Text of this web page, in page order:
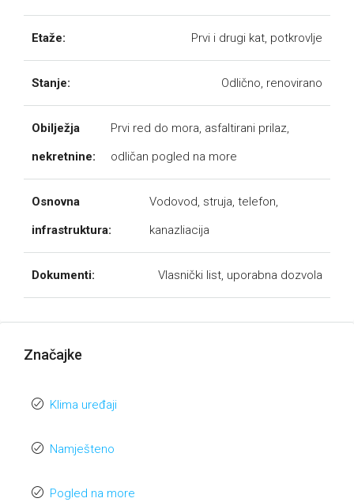
Etaže: Prvi i drugi kat, potkrovlje
Stanje: Odlično, renovirano
Obilježja
nekretnine:
Prvi red do mora, asfaltirani prilaz,
odličan pogled na more
Osnovna
infrastruktura:
Vodovod, struja, telefon,
kanazliacija
Dokumenti: Vlasnički list, uporabna dozvola
Značajke
Klima uređaji
Namješteno
Pogled na more